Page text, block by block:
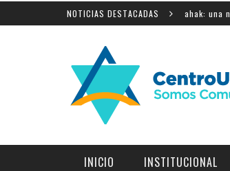
NOTICIAS DESTACADASShahak: una nueva
INICIO INSTITUCIONAL